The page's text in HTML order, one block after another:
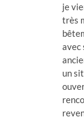
je
très
avec
un